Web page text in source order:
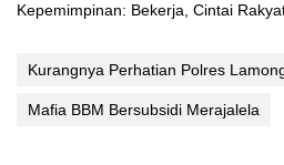
Kepemimpinan: Bekerja, Cintai
Kurangnya Perhatian Polres
Mafia BBM Bersubsidi Merajalela